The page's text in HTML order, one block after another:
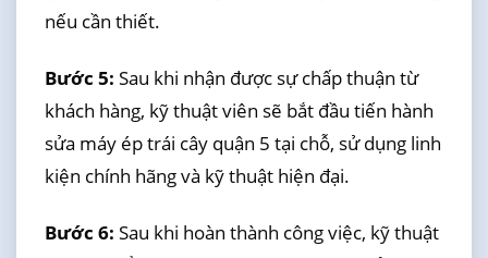
nếu cần thiết.
Bước 5: Sau khi nhận được sự chấp thuận từ
khách hàng, kỹ thuật viên sẽ bắt đầu tiến hành
sửa máy ép trái cây quận 5 tại chỗ, sử dụng linh
kiện chính hãng và kỹ thuật hiện đại.
Bước 6: Sau khi hoàn thành công việc, kỹ thuật